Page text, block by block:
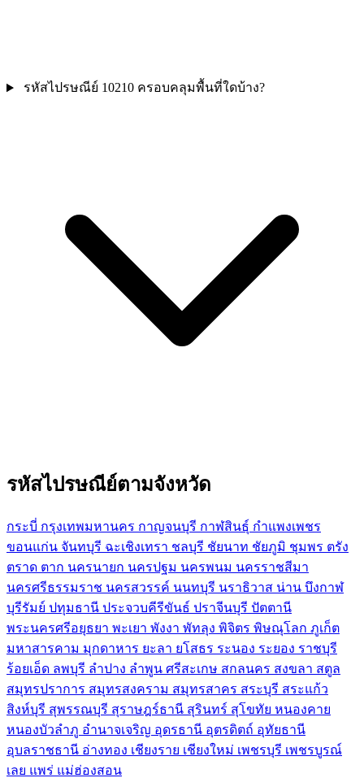
รหัสไปรษณีย์ 10210 ครอบคลุมพื้นที่ใดบ้าง?
รหัสไปรษณีย์ตามจังหวัด
กระบี่ กรุงเทพมหานคร กาญจนบุรี กาฬสินธุ์ กำแพงเพชร
ขอนแก่น จันทบุรี ฉะเชิงเทรา ชลบุรี ชัยนาท ชัยภูมิ ชุมพร ตรัง
ตราด ตาก นครนายก นครปฐม นครพนม นครราชสีมา
นครศรีธรรมราช นครสวรรค์ นนทบุรี นราธิวาส น่าน บึงกาฬ
บุรีรัมย์ ปทุมธานี ประจวบคีรีขันธ์ ปราจีนบุรี ปัตตานี
พระนครศรีอยุธยา พะเยา พังงา พัทลุง พิจิตร พิษณุโลก ภูเก็ต
มหาสารคาม มุกดาหาร ยะลา ยโสธร ระนอง ระยอง ราชบุรี
ร้อยเอ็ด ลพบุรี ลำปาง ลำพูน ศรีสะเกษ สกลนคร สงขลา สตูล
สมุทรปราการ สมุทรสงคราม สมุทรสาคร สระบุรี สระแก้ว
สิงห์บุรี สุพรรณบุรี สุราษฎร์ธานี สุรินทร์ สุโขทัย หนองคาย
หนองบัวลำภู อำนาจเจริญ อุดรธานี อุตรดิตถ์ อุทัยธานี
อุบลราชธานี อ่างทอง เชียงราย เชียงใหม่ เพชรบุรี เพชรบูรณ์
เลย แพร่ แม่ฮ่องสอน